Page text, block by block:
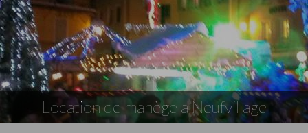
Location de manège a Neufvillage